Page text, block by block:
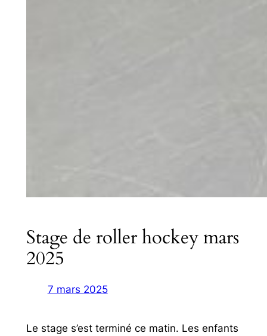
Stage de roller hockey mars
2025
7 mars 2025
Le stage s’est terminé ce matin. Les enfants